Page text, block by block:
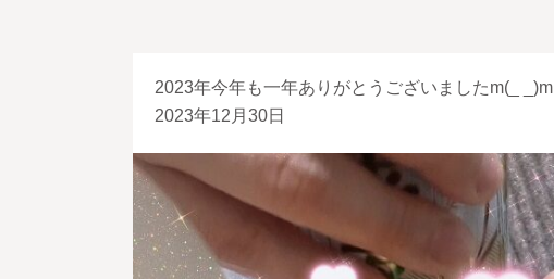
2023年今年も一年ありがとうございましたm(_ _)m
2023年12月30日